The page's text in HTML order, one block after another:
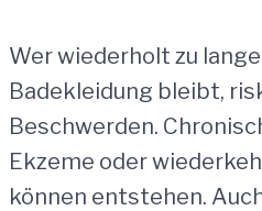
Wer wiederholt zu
Badekleidung bleibt,
Beschwerden.
Ekzeme oder
können entstehen.